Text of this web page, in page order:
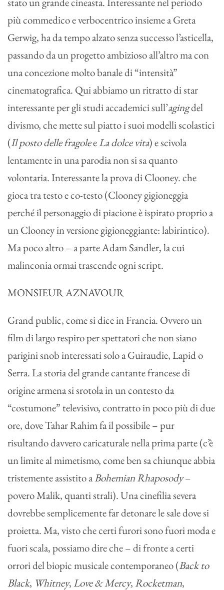
più commedico e verbocentrico insieme a Greta
Gerwig, ha da tempo alzato senza successo l’asticella,
passando da un progetto ambizioso all’altro ma con
una concezione molto banale di “intensità”
cinematografica. Qui abbiamo un ritratto di star
interessante per gli studi accademici sull’agingdel
divismo, che mette sul piatto i suoi modelli scolastici
(Il posto delle fragoleeLa dolce vita) e scivola
lentamente in una parodia non si sa quanto
volontaria. Interessante la prova di Clooney. che
gioca tra testo e co-testo (Clooney gigioneggia
perché il personaggio di piacione è ispirato proprio a
un Clooney in versione gigioneggiante: labirintico).
Ma poco altro – a parte Adam Sandler, la cui
malinconia ormai trascende ogni script.
MONSIEUR AZNAVOUR
Grand public, come si dice in Francia. Ovvero un
film di largo respiro per spettatori che non siano
parigini snob interessati solo a Guiraudie, Lapid o
Serra. La storia del grande cantante francese di
origine armena si srotola in un contesto da
“costumone” televisivo, contratto in poco più di due
ore, dove Tahar Rahim fa il possibile – pur
risultando davvero caricaturale nella prima parte (c’è
un limite al mimetismo, come ben sa chiunque abbia
tristemente assistito aBohemian Rhaposody–
povero Malik, quanti strali). Una cinefilia severa
dovrebbe semplicemente far detonare le sale dove si
proietta. Ma, visto che certi furori sono fuori moda e
fuori scala, possiamo dire che – di fronte a certi
orrori del biopic musicale contemporaneo (Back to
Black, Whitney, Love & Mercy,Rocketman,